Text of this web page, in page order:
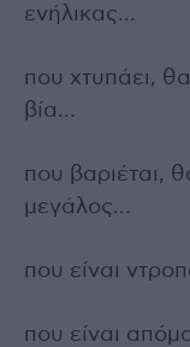
ενήλικας…
που χτυπάει,
βία…
που βαριέται,
μεγάλος…
που είναι
που είναι